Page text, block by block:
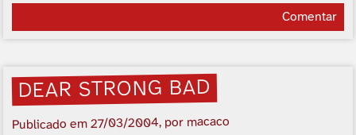
Comentar
DEAR STRONG BAD
Publicado em27/03/2004, por macaco